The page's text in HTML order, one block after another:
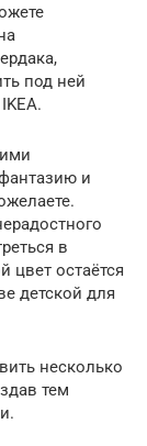
под ней
и
в
цвет остаётся
детской для
несколько
тем